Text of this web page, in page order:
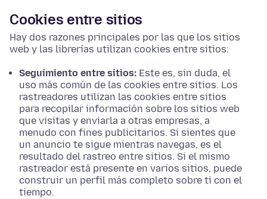
Cookies entre sitios
Hay dos razones principales por las que los sitios
web y las librerías utilizan cookies entre sitios:
Seguimiento entre sitios: Este es, sin duda, el
uso más común de las cookies entre sitios. Los
rastreadores utilizan las cookies entre sitios
para recopilar información sobre los sitios web
que visitas y enviarla a otras empresas, a
menudo con fines publicitarios. Si sientes que
un anuncio te sigue mientras navegas, es el
resultado del rastreo entre sitios. Si el mismo
rastreador está presente en varios sitios, puede
construir un perfil más completo sobre ti con el
tiempo.